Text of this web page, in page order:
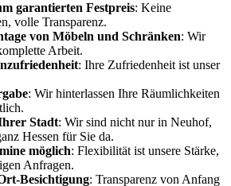
garantierten Festpreis: Keine
volle Transparenz.
von Möbeln und Schränken: Wir
Arbeit.
: Ihre Zufriedenheit ist unser
: Wir hinterlassen Ihre Räumlichkeiten
Stadt: Wir sind nicht nur in Neuhof,
Hessen für Sie da.
möglich: Flexibilität ist unsere Stärke,
Anfragen.
Besichtigung: Transparenz von Anfang